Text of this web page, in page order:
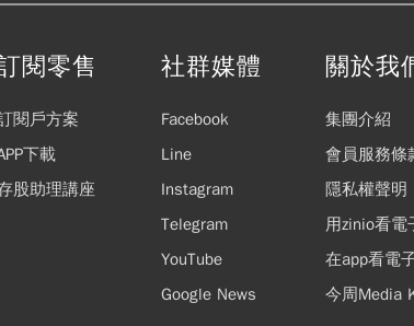
閱零售
閱戶方案
下載
股助理講座
社群媒體
Facebook
Line
Instagram
Telegram
YouTube
Google News
關於我
集團介紹
會員服務條
隱私權聲明
用zinio看電
在app看電
今周Media